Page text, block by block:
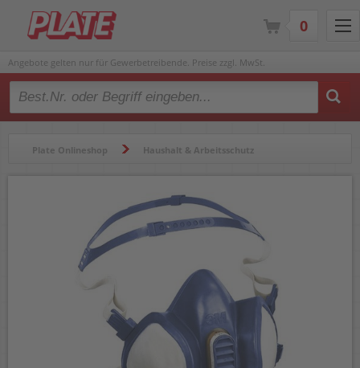
Angebote gelten nur für Gewerbetreibende. Preise zzgl. MwSt.
Type 2 or more characters for results.
Plate Onlineshop Haushalt & Arbeitsschutz
Atemschutzmasken
Atemschutzmasken 3M Halbmaske 4255
0